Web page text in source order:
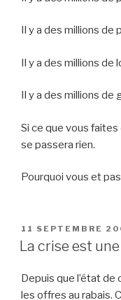
Il y a des millions de
Il y a des millions de
Il y a des millions de
Si ce que vous faites
se passera rien.
Pourquoi vous et
PUBLIÉ
LE
11 SEPTEMBRE
La crise est
Depuis que l’état
les offres au rabais.